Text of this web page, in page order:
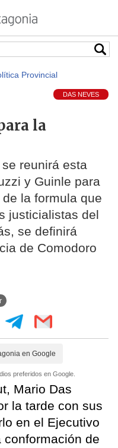
Provincial
DAS NEVES
la
reunirá esta
y Guinle para
la formula que
justicialistas del
se definirá
de Comodoro
en Google
preferidos en Google.
Mario Das
la tarde con sus
en el Ejecutivo
conformación de